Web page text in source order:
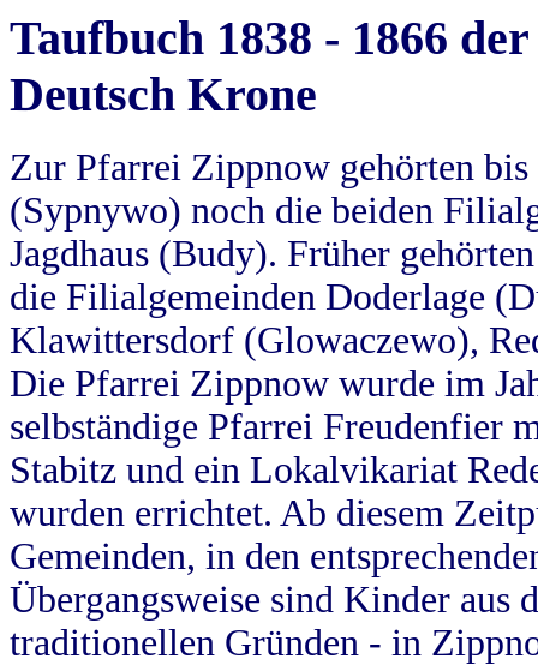
Taufbuch 1838 - 1866
Deutsch Krone
Zur Pfarrei Zippnow gehörten
(Sypnywo) noch die beiden
Jagdhaus (Budy). Früher
die Filialgemeinden Doderlage
Klawittersdorf (Glowaczewo),
Die Pfarrei Zippnow wurde im
selbständige Pfarrei Freudenfier
Stabitz und ein Lokalvikariat
wurden errichtet. Ab diesem
Gemeinden, in den
Übergangsweise sind Kinder aus
traditionellen Gründen - in